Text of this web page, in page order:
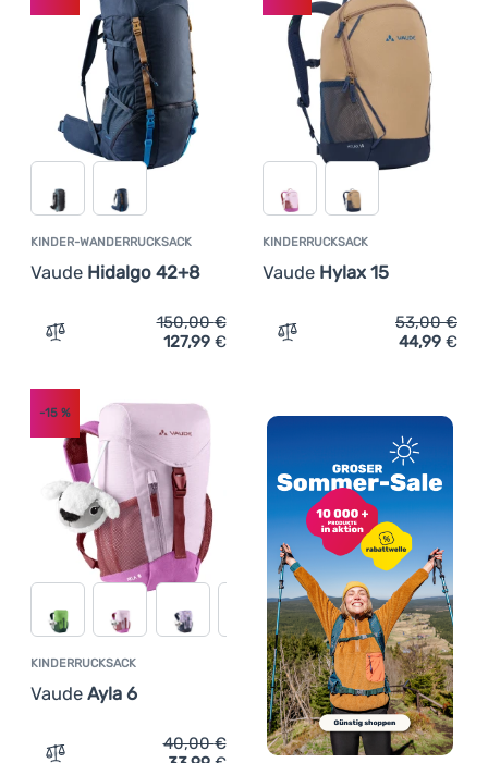
KINDER-WANDERRUCKSACK
Vaude Hidalgo 42+8
Zum Vergleich 'Kinder-Wanderrucksack Vaude Hidalgo
150,00€
127,99 €
KINDERRUCKSACK
Vaude Hylax 15
Zum Vergleich
53,00€
44,99 €
KINDERRUCKSACK
Vaude Ayla 6
-15 %
40,00€